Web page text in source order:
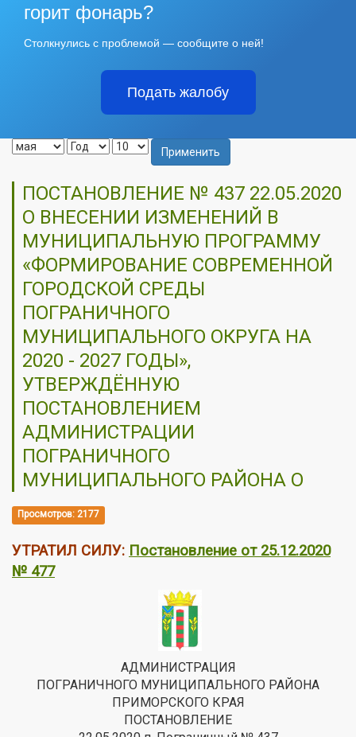
горит фонарь?
Столкнулись с проблемой — сообщите о ней!
Подать жалобу
Применить
ПОСТАНОВЛЕНИЕ № 437 22.05.2020
О ВНЕСЕНИИ ИЗМЕНЕНИЙ В
МУНИЦИПАЛЬНУЮ ПРОГРАММУ
«ФОРМИРОВАНИЕ СОВРЕМЕННОЙ
ГОРОДСКОЙ СРЕДЫ
ПОГРАНИЧНОГО
МУНИЦИПАЛЬНОГО ОКРУГА НА
2020 - 2027 ГОДЫ»,
УТВЕРЖДЁННУЮ
ПОСТАНОВЛЕНИЕМ
АДМИНИСТРАЦИИ
ПОГРАНИЧНОГО
МУНИЦИПАЛЬНОГО РАЙОНА О
Просмотров: 2177
УТРАТИЛ СИЛУ: Постановление от 25.12.2020
№ 477
АДМИНИСТРАЦИЯ
ПОГРАНИЧНОГО МУНИЦИПАЛЬНОГО РАЙОНА
ПРИМОРСКОГО КРАЯ
ПОСТАНОВЛЕНИЕ